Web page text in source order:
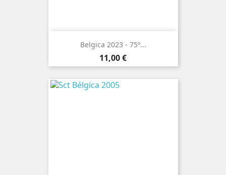
Belgica 2023 - 75º...
Preço
11,00 €